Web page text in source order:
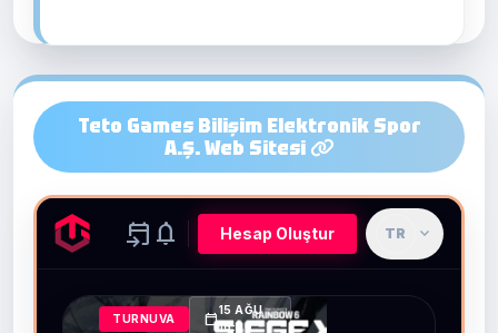
Teto Games Bilişim Elektronik Spor
A.Ş. Web Sitesi